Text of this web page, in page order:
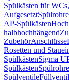
Spülkästen für
Aufgesetzt
AP-Spülkästen
halbhochhängend
ZubehörAnschlüsse
Rosetten und
SpülkästenSigma
SpülkästenSpülrohre
Spülventile